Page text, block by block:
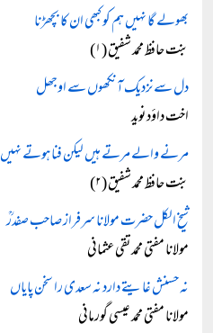
بھولے گا نہیں ہم کو کبھی ان کا بچھڑنا
بنت حافظ محمد شفیق (۱)
دل سے نزدیک آنکھوں سے اوجھل
اخت داؤد نوید
مرنے والے مرتے ہیں لیکن فنا ہوتے نہیں
بنت حافظ محمد شفیق (۲)
شیخ الکل حضرت مولانا سرفراز صاحب صفدرؒ
مولانا مفتی محمد تقی عثمانی
نہ حسنش غایتے دارد نہ سعدی را سخن پایاں
مولانا مفتی محمد عیسی گورمانی